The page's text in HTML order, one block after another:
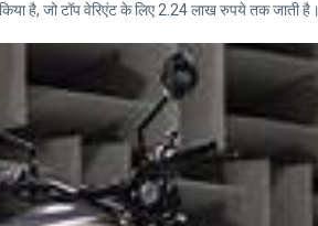
है, जो टॉप वेरिएंट के लिए 2.24 लाख रुपये तक जाती है।